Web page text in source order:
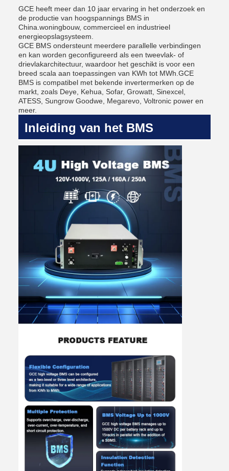
GCE heeft meer dan 10 jaar ervaring in het onderzoek en
de productie van hoogspannings BMS in
China.woningbouw, commercieel en industrieel
energieopslagsysteem.
GCE BMS ondersteunt meerdere parallelle verbindingen
en kan worden geconfigureerd als een tweevlak- of
drievlakarchitectuur, waardoor het geschikt is voor een
breed scala aan toepassingen van KWh tot MWh.GCE
BMS is compatibel met bekende invertermerken op de
markt, zoals Deye, Kehua, Sofar, Growatt, Sinexcel,
ATESS, Sungrow Goodwe, Megarevo, Voltronic power en
meer.
Inleiding van het BMS